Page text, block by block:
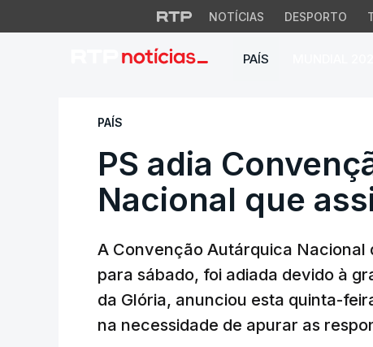
NOTÍCIAS DESPORTO
PAÍS
PS adia
PAÍS
PS adia
Nacional que
A Convenção Autárquica Nacional
para sábado, foi adiada devido à
da Glória, anunciou esta quinta-
na necessidade de apurar as